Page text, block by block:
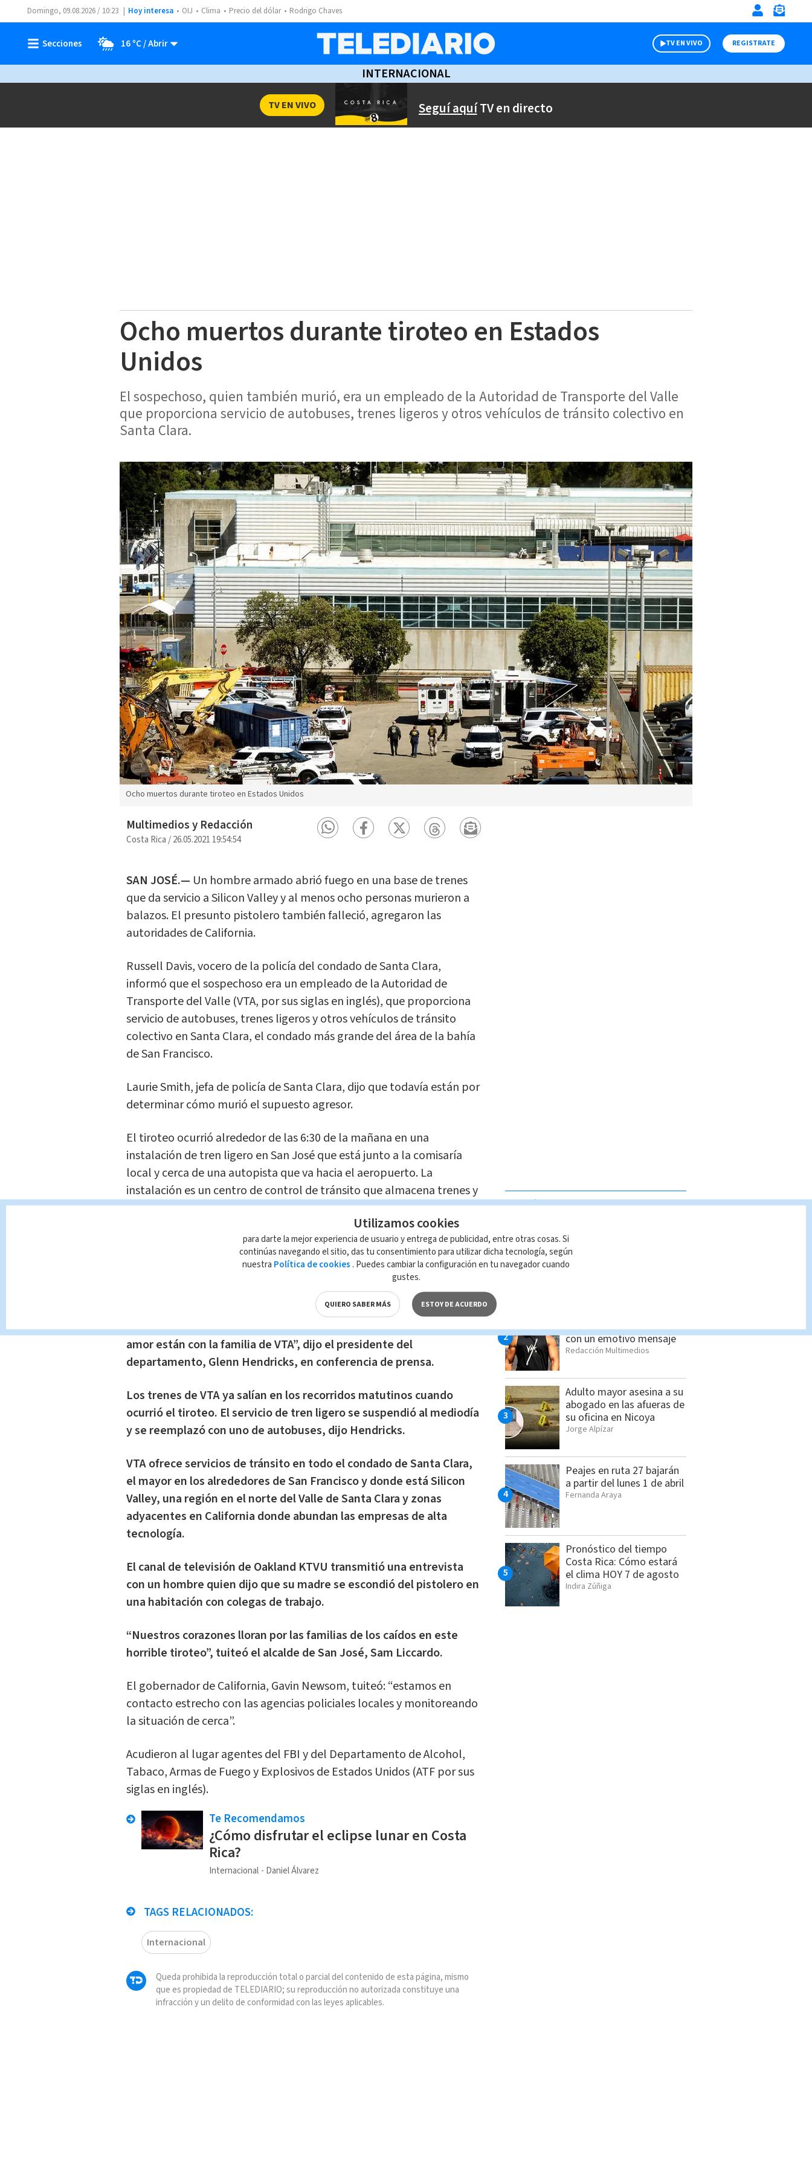
Domingo, 09.08.2026 / 10:23 Hoy interesa OIJ Clima Precio del dólar Rodrigo Chaves
16 ºC TV EN VIVO REGISTRATE
INTERNACIONAL
Seguí aquíTV en directo
TV EN VIVO
Ocho muertos durante tiroteo en Estados
Unidos
El sospechoso, quien también murió, era un empleado de la Autoridad de Transporte del Valle
que proporciona servicio de autobuses, trenes ligeros y otros vehículos de tránsito colectivo en
Santa Clara.
Ocho muertos durante tiroteo en Estados Unidos
Multimedios y Redacción
Costa Rica/26.05.2021 19:54:54
SAN JOSÉ.— Un hombre armado abrió fuego en una base de trenes
que da servicio a Silicon Valley y al menos ocho personas murieron a
balazos. El presunto pistolero también falleció, agregaron las
autoridades de California.
Russell Davis, vocero de la policía del condado de Santa Clara,
informó que el sospechoso era un empleado de la Autoridad de
Transporte del Valle (VTA, por sus siglas en inglés), que proporciona
servicio de autobuses, trenes ligeros y otros vehículos de tránsito
colectivo en Santa Clara, el condado más grande del área de la bahía
de San Francisco.
Laurie Smith, jefa de policía de Santa Clara, dijo que todavía están por
determinar cómo murió el supuesto agresor.
El tiroteo ocurrió alrededor de las 6:30 de la mañana en una
instalación de tren ligero en San José que está junto a la comisaría
local y cerca de una autopista que va hacia el aeropuerto. La
instalación es un centro de control de tránsito que almacena trenes y
tiene un patio de mantenimiento.
Davis dijo desconocer qué tipo de arma de fuego se usó o si la
balacera ocurrió al aire libre o bajo techo. Agregó que entre las
víctimas hubo empleados de VTA, pero no se han dado a conocer los
“Hoy ha ocurrido una tragedia horrible y nuestros pensamientos y
amor están con la familia de VTA”, dijo el presidente del
departamento, Glenn Hendricks, en conferencia de prensa.
Los trenes de VTA ya salían en los recorridos matutinos cuando
ocurrió el tiroteo. El servicio de tren ligero se suspendió al mediodía
y se reemplazó con uno de autobuses, dijo Hendricks.
VTA ofrece servicios de tránsito en todo el condado de Santa Clara,
el mayor en los alrededores de San Francisco y donde está Silicon
Valley, una región en el norte del Valle de Santa Clara y zonas
adyacentes en California donde abundan las empresas de alta
tecnología.
El canal de televisión de Oakland KTVU transmitió una entrevista
con un hombre quien dijo que su madre se escondió del pistolero en
una habitación con colegas de trabajo.
“Nuestros corazones lloran por las familias de los caídos en este
horrible tiroteo”, tuiteó el alcalde de San José, Sam Liccardo.
El gobernador de California, Gavin Newsom, tuiteó: “estamos en
contacto estrecho con las agencias policiales locales y monitoreando
la situación de cerca”.
Acudieron al lugar agentes del FBI y del Departamento de Alcohol,
Tabaco, Armas de Fuego y Explosivos de Estados Unidos (ATF por sus
siglas en inglés).
Te Recomendamos
¿Cómo disfrutar el eclipse lunar en Costa
Rica?
Internacional Daniel Álvarez
TAGS RELACIONADOS:
Internacional
Queda prohibida la reproducción total o parcial del contenido de esta página, mismo
que es propiedad de TELEDIARIO; su reproducción no autorizada constituye una
infracción y un delito de conformidad con las leyes aplicables.
LO MÁS BUSCADO
Cómo cambiar el orden de
los apellidos
Indira Zúñiga
saga ‘Rápidos y Furiosos’
con un emotivo mensaje
Redacción Multimedios
Adulto mayor asesina a su
abogado en las afueras de
su oficina en Nicoya
Jorge Alpízar
Peajes en ruta 27 bajarán
a partir del lunes 1 de abril
Fernanda Araya
Pronóstico del tiempo
Costa Rica: Cómo estará
el clima HOY 7 de agosto
Indira Zúñiga
Utilizamos cookies
para darte la mejor experiencia de usuario y entrega de publicidad, entre otras cosas. Si
continúas navegando el sitio, das tu consentimiento para utilizar dicha tecnología, según
nuestra Política de cookies . Puedes cambiar la configuración en tu navegador cuando
gustes.
QUIERO SABER MÁS ESTOY DE ACUERDO